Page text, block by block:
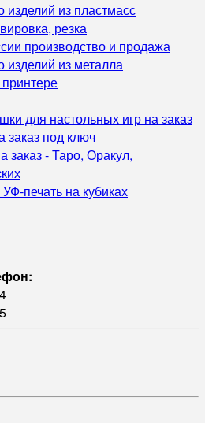
изделий из пластмасс
резка
производство и продажа
изделий из металла
для настольных игр на заказ
заказ под ключ
заказ - Таро, Оракул,
на кубиках